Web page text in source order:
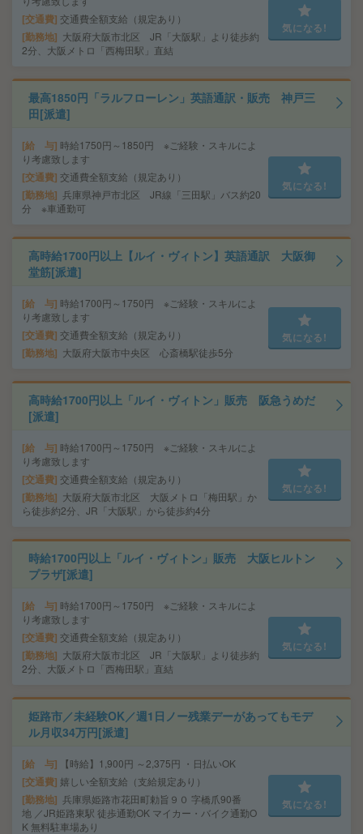
交通費 交通費全額支給（規定あり）
勤務地
大阪府大阪市北区 JR「大阪駅」より徒歩約
2分、大阪メトロ「西梅田駅」直結
気になる!
最高1850円「ラルフローレン」英語通訳・販売 神戸三
田[派遣]
給 与 時給1750円～1850円 ※ご経験・スキルによ
り考慮致します
交通費 交通費全額支給（規定あり）
勤務地 兵庫県神戸市北区 JR線「三田駅」バス約20
分 ※車通勤可
気になる!
高時給1700円以上【ルイ・ヴィトン】英語通訳 大阪御
堂筋[派遣]
給 与 時給1700円～1750円 ※ご経験・スキルによ
り考慮致します
交通費 交通費全額支給（規定あり）
勤務地 大阪府大阪市中央区 心斎橋駅徒歩5分
気になる!
高時給1700円以上「ルイ・ヴィトン」販売 阪急うめだ
[派遣]
給 与 時給1700円～1750円 ※ご経験・スキルによ
り考慮致します
交通費 交通費全額支給（規定あり）
勤務地
大阪府大阪市北区 大阪メトロ「梅田駅」か
ら徒歩約2分、JR「大阪駅」から徒歩約4分
気になる!
時給1700円以上「ルイ・ヴィトン」販売 大阪ヒルトン
プラザ[派遣]
給 与 時給1700円～1750円 ※ご経験・スキルによ
り考慮致します
交通費 交通費全額支給（規定あり）
勤務地
大阪府大阪市北区 JR「大阪駅」より徒歩約
2分、大阪メトロ「西梅田駅」直結
気になる!
姫路市／未経験OK／週1日ノー残業デーがあってもモデ
ル月収34万円[派遣]
給 与 【時給】1,900円 ～2,375円 ・日払いOK
交通費 嬉しい全額支給（支給規定あり）
勤務地 兵庫県姫路市花田町勅旨９０ 字橋爪90番
地 ／JR姫路東駅 徒歩通勤OK マイカー・バイク通勤O
K 無料駐車場あり
気になる!